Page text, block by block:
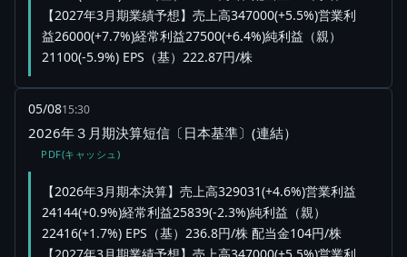
【2027年3月期業績予想】売上高347000(+5.5%)営業利
益26000(+7.7%)経常利益27500(+6.4%)純利益（親）
21100(-5.9%) EPS（基）222.87円/株
05/0815:30
2026年３月期決算短信〔日本基準〕(連結）
PDF(キャッシュ)
【2026年3月期本決算】売上高329031(+4.6%)営業利益
24144(+0.9%)経常利益25839(-2.3%)純利益（親）
22416(+1.7%) EPS（基）236.8円/株 配当金104円/株